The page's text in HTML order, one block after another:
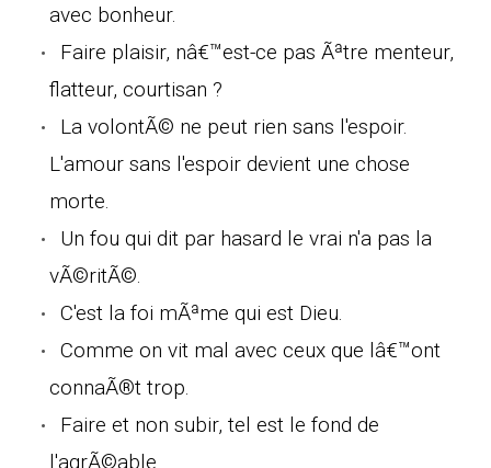
avec bonheur.
Faire plaisir, nâ€™est-ce pas Ãªtre menteur,
flatteur, courtisan ?
La volontÃ© ne peut rien sans l'espoir.
L'amour sans l'espoir devient une chose
morte.
Un fou qui dit par hasard le vrai n'a pas la
vÃ©ritÃ©.
C'est la foi mÃªme qui est Dieu.
Comme on vit mal avec ceux que lâ€™ont
connaÃ®t trop.
Faire et non subir, tel est le fond de
l'agrÃ©able.